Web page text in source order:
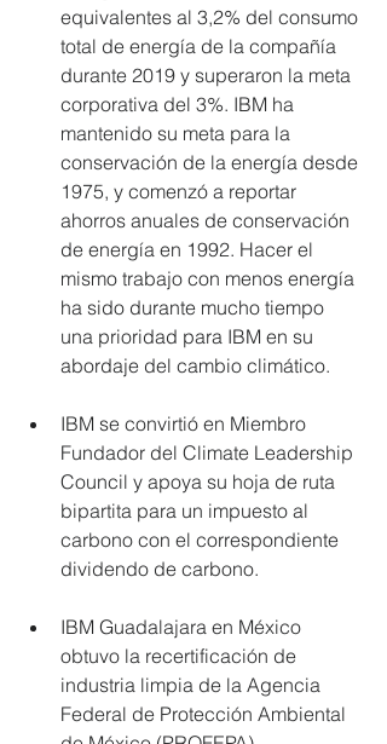
equivalentes al 3,2% del consumo
total de energía de la compañía
durante 2019 y superaron la meta
corporativa del 3%. IBM ha
mantenido su meta para la
conservación de la energía desde
1975, y comenzó a reportar
ahorros anuales de conservación
de energía en 1992. Hacer el
mismo trabajo con menos energía
ha sido durante mucho tiempo
una prioridad para IBM en su
abordaje del cambio climático.
IBM se convirtió en Miembro
Fundador del Climate Leadership
Council y apoya su hoja de ruta
bipartita para un impuesto al
carbono con el correspondiente
dividendo de carbono.
IBM Guadalajara en México
obtuvo la recertificación de
industria limpia de la Agencia
Federal de Protección Ambiental